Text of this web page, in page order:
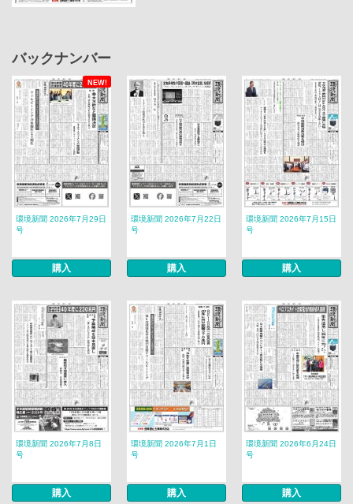
バックナンバー
NEW!
環境新聞 2026年7月29日
号
購入
環境新聞 2026年7月22日
号
購入
環境新聞 2026年7月15日
号
購入
環境新聞 2026年7月8日
号
購入
環境新聞 2026年7月1日
号
購入
環境新聞 2026年6月24日
号
購入